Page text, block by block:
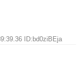
ID:bd0ziBEja